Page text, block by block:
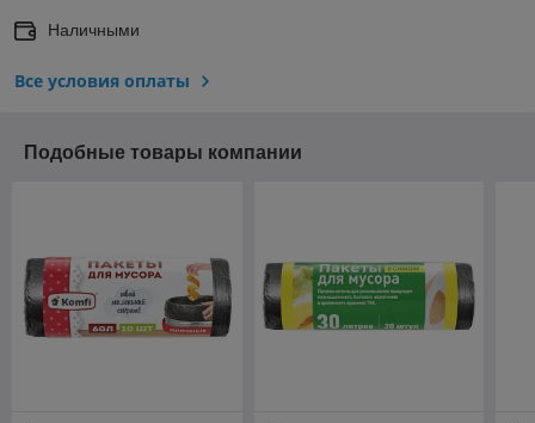
Наличными
Все условия оплаты
Подобные товары компании